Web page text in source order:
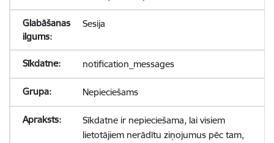
Sesija
notification_messages
Nepieciešams
Sīkdatne ir nepieciešama, lai visiem
lietotājiem nerādītu ziņojumus pēc tam,